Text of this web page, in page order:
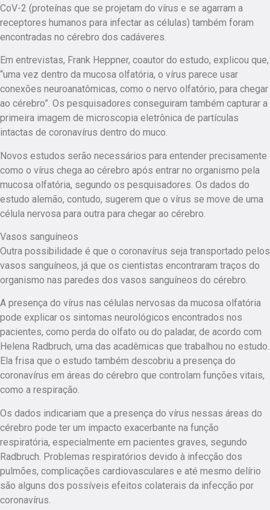
CoV-2 (proteínas que se projetam do vírus e se agarram a
receptores humanos para infectar as células) também foram
encontradas no cérebro dos cadáveres.
Em entrevistas, Frank Heppner, coautor do estudo, explicou que,
“uma vez dentro da mucosa olfatória, o vírus parece usar
conexões neuroanatômicas, como o nervo olfatório, para chegar
ao cérebro”. Os pesquisadores conseguiram também capturar a
primeira imagem de microscopia eletrônica de partículas
intactas de coronavírus dentro do muco.
Novos estudos serão necessários para entender precisamente
como o vírus chega ao cérebro após entrar no organismo pela
mucosa olfatória, segundo os pesquisadores. Os dados do
estudo alemão, contudo, sugerem que o vírus se move de uma
célula nervosa para outra para chegar ao cérebro.
Vasos sanguíneos
Outra possibilidade é que o coronavírus seja transportado pelos
vasos sanguíneos, já que os cientistas encontraram traços do
organismo nas paredes dos vasos sanguíneos do cérebro.
A presença do vírus nas células nervosas da mucosa olfatória
pode explicar os sintomas neurológicos encontrados nos
pacientes, como perda do olfato ou do paladar, de acordo com
Helena Radbruch, uma das acadêmicas que trabalhou no estudo.
Ela frisa que o estudo também descobriu a presença do
coronavírus em áreas do cérebro que controlam funções vitais,
como a respiração.
Os dados indicariam que a presença do vírus nessas áreas do
cérebro pode ter um impacto exacerbante na função
respiratória, especialmente em pacientes graves, segundo
Radbruch. Problemas respiratórios devido à infecção dos
pulmões, complicações cardiovasculares e até mesmo delírio
são alguns dos possíveis efeitos colaterais da infecção por
coronavírus.